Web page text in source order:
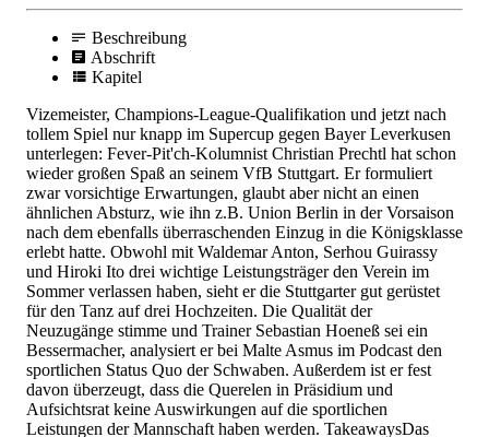
Beschreibung
Abschrift
Kapitel
Vizemeister, Champions-League-Qualifikation und jetzt nach
tollem Spiel nur knapp im Supercup gegen Bayer Leverkusen
unterlegen: Fever-Pit'ch-Kolumnist Christian Prechtl hat schon
wieder großen Spaß an seinem VfB Stuttgart. Er formuliert
zwar vorsichtige Erwartungen, glaubt aber nicht an einen
ähnlichen Absturz, wie ihn z.B. Union Berlin in der Vorsaison
nach dem ebenfalls überraschenden Einzug in die Königsklasse
erlebt hatte. Obwohl mit Waldemar Anton, Serhou Guirassy
und Hiroki Ito drei wichtige Leistungsträger den Verein im
Sommer verlassen haben, sieht er die Stuttgarter gut gerüstet
für den Tanz auf drei Hochzeiten. Die Qualität der
Neuzugänge stimme und Trainer Sebastian Hoeneß sei ein
Bessermacher, analysiert er bei Malte Asmus im Podcast den
sportlichen Status Quo der Schwaben. Außerdem ist er fest
davon überzeugt, dass die Querelen in Präsidium und
Aufsichtsrat keine Auswirkungen auf die sportlichen
Leistungen der Mannschaft haben werden. TakeawaysDas